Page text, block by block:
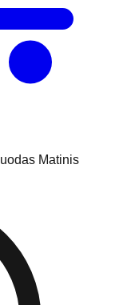
Matinis